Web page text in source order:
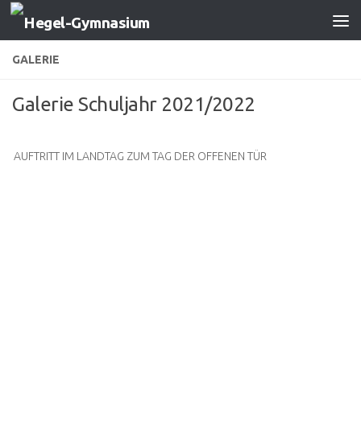
Zum Inhalt springen
GALERIE
Galerie Schuljahr 2021/2022
AUFTRITT IM LANDTAG ZUM TAG DER OFFENEN TÜR